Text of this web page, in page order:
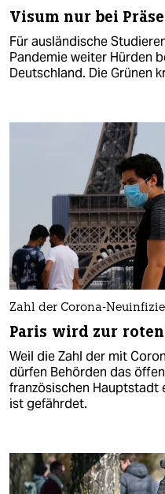
Visum nur bei
Für ausländische
Pandemie weiter Hürden
Deutschland. Die Grünen
Zahl der Corona-
Paris wird zur roten
Weil die Zahl der mit
dürfen Behörden das
französischen Hauptstadt
ist gefährdet.